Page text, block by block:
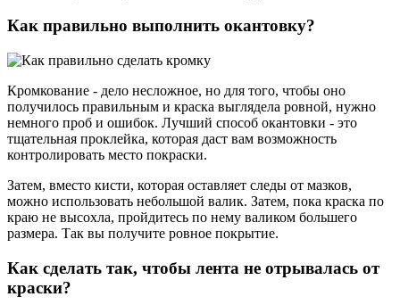
Как правильно выполнить окантовку?
Кромкование - дело несложное, но для того, чтобы оно
получилось правильным и краска выглядела ровной, нужно
немного проб и ошибок. Лучший способ окантовки - это
тщательная проклейка, которая даст вам возможность
контролировать место покраски.
Затем, вместо кисти, которая оставляет следы от мазков,
можно использовать небольшой валик. Затем, пока краска по
краю не высохла, пройдитесь по нему валиком большего
размера. Так вы получите ровное покрытие.
Как сделать так, чтобы лента не отрывалась от
краски?